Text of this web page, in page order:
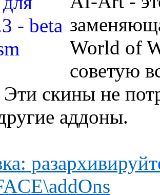
World of
советую
скины не
аддоны.